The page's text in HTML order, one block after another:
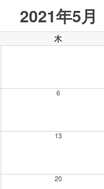
2021年5月
木
6
13
20